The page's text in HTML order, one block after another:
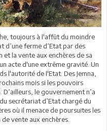
toujours à l'affût du moindre
ferme d’Etat par des
et la vente aux enchères de sa
acte d'une extrême gravité. Un
l'autorité de l'Etat. Des Jemna,
mois si les pouvoirs
le gouvernement n’a
secrétariat d’Etat chargé du
où il menace de poursuites les
vente aux enchères.